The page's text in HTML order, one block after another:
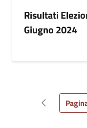
Risultati
Giugno 2024
Pagina